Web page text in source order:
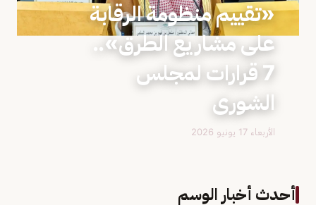
«تقييم منظومة الرقابة
على مشاريع الطرق»..
7 قرارات لمجلس
الشورى
الأربعاء 17 يونيو 2026
أحدث أخبار الوسم